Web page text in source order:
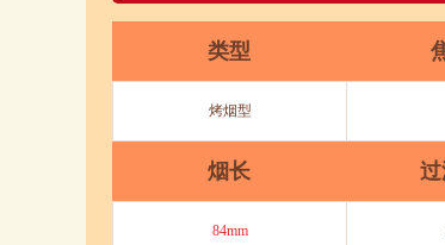
类型
烤烟型
烟长
84mm